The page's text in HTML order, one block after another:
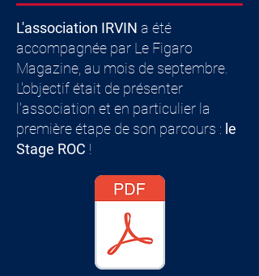
L'association IRVIN a été
accompagnée par Le Figaro
Magazine, au mois de septembre.
L'objectif était de présenter
l'association et en particulier la
première étape de son parcours : le
Stage ROC !